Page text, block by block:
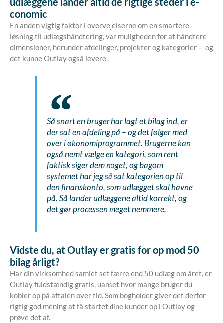
conomic
En anden vigtig faktor i overvejelserne om en smartere
løsning til udlægshåndtering, var muligheden for at håndtere
dimensioner, herunder afdelinger, projekter og kategorier – og
det kunne Outlay også levere.
Så snart en bruger har lagt et bilag ind, er
der sat en afdeling på – og det følger med
over i økonomiprogrammet. Brugerne kan
også nemt vælge en kategori, som rent
faktisk siger dem noget, og bagom
systemet har jeg så sat kategorien op til
den finanskonto, som udlægget skal havne
på. Så lander udlæggene altid korrekt, og
det gør processen meget nemmere.
Vidste du, at Outlay er gratis for op mod 50
bilag årligt?
Har din virksomhed samlet set færre end 50 udlæg om året, er
Outlay fuldstændig gratis, uanset hvor mange bruger du
kobler op på aftalen over tid. Som bogholder giver det derfor
rigtig god mening at få startet dine kunder op i Outlay og
prøve det af.